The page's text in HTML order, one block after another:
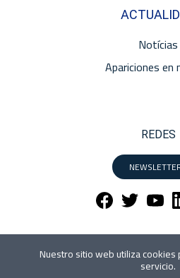
Notícias
Apariciones en
REDES
Nuestro sitio web utiliza
servicio.